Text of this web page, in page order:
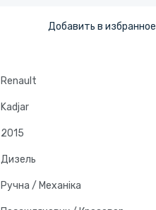
Добавить в избранное
Renault
Kadjar
2015
Дизель
Ручна / Механіка